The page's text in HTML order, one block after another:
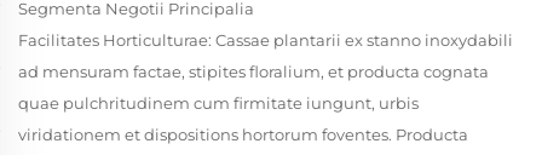
Segmenta Negotii Principalia
Facilitates Horticulturae: Cassae plantarii ex stanno inoxydabili
ad mensuram factae, stipites floralium, et producta cognata
quae pulchritudinem cum firmitate iungunt, urbis
viridationem et dispositions hortorum foventes. Producta